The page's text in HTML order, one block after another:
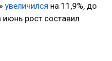
увеличился на 11,9%, до
июнь рост составил